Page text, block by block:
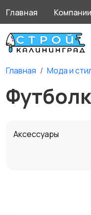
Главная Компании
Главная Мода и
Аксессуары